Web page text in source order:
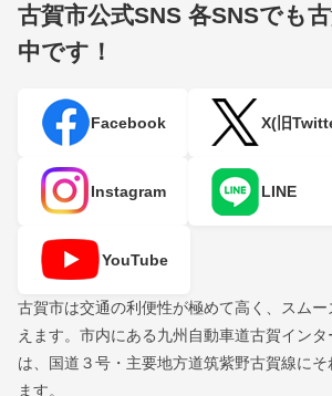
古賀市公式SNS 各SNSでも
中です！
Facebook X(旧
Instagram LINE
YouTube
古賀市は交通の利便性が極めて高く、スム
えます。市内にある九州自動車道古賀イン
は、国道３号・主要地方道筑紫野古賀線に
ます。